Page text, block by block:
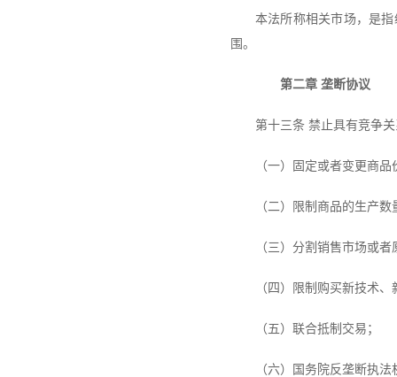
本法所称相关市场，是
围。
第二章 垄断协议
第十三条 禁止具有竞争
（一）固定或者变更商品
（二）限制商品的生产
（三）分割销售市场或
（四）限制购买新技术
（五）联合抵制交易；
（六）国务院反垄断执